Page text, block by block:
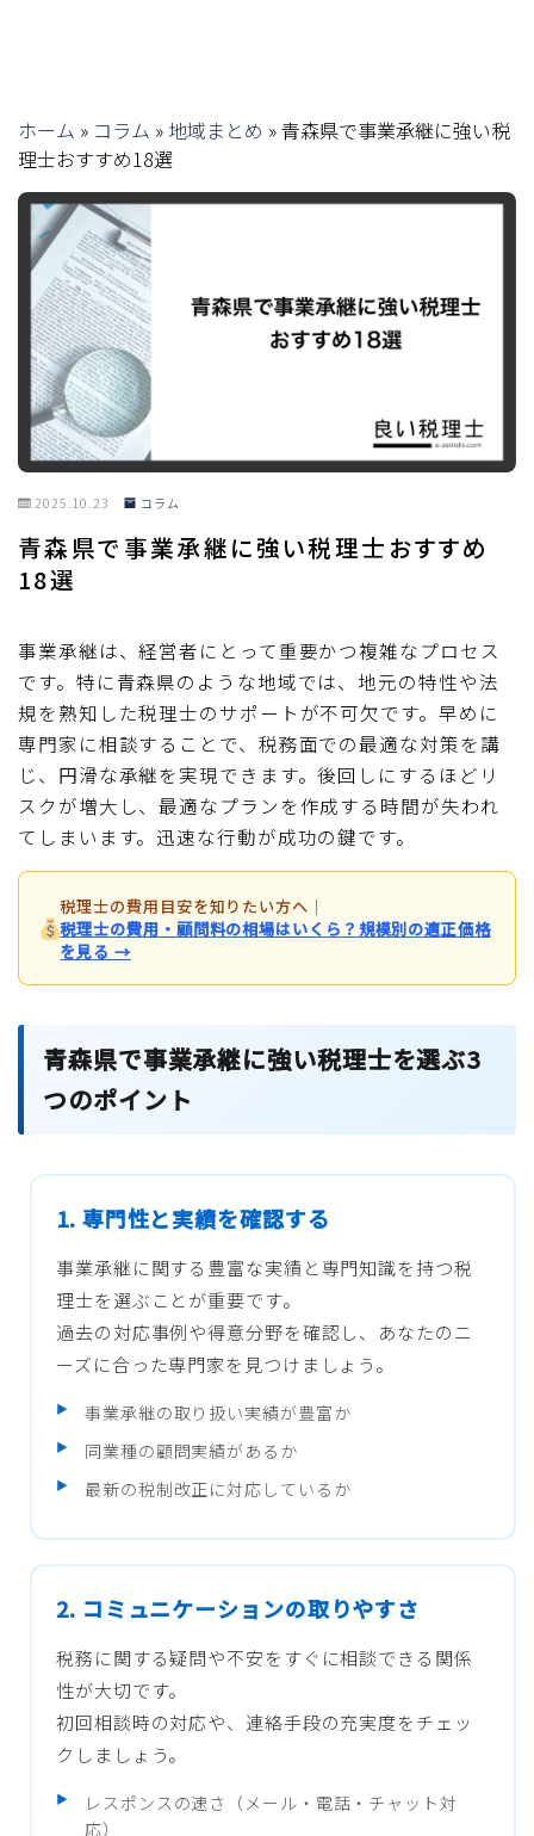
ホーム » コラム » 地域まとめ »青森県で事業承継に強い税
理士おすすめ18選
2025.10.23 コラム
青森県で事業承継に強い税理士おすすめ
18選
事業承継は、経営者にとって重要かつ複雑なプロセス
です。特に青森県のような地域では、地元の特性や法
規を熟知した税理士のサポートが不可欠です。早めに
専門家に相談することで、税務面での最適な対策を講
じ、円滑な承継を実現できます。後回しにするほどリ
スクが増大し、最適なプランを作成する時間が失われ
てしまいます。迅速な行動が成功の鍵です。
税理士の費用目安を知りたい方へ ｜
税理士の費用・顧問料の相場はいくら？規模別の適正価格
を見る →
青森県で事業承継に強い税理士を選ぶ3
つのポイント
1. 専門性と実績を確認する
事業承継に関する豊富な実績と専門知識を持つ税
理士を選ぶことが重要です。
過去の対応事例や得意分野を確認し、あなたのニ
ーズに合った専門家を見つけましょう。
事業承継の取り扱い実績が豊富か
同業種の顧問実績があるか
最新の税制改正に対応しているか
2. コミュニケーションの取りやすさ
税務に関する疑問や不安をすぐに相談できる関係
性が大切です。
初回相談時の対応や、連絡手段の充実度をチェッ
クしましょう。
レスポンスの速さ（メール・電話・チャット対
応）